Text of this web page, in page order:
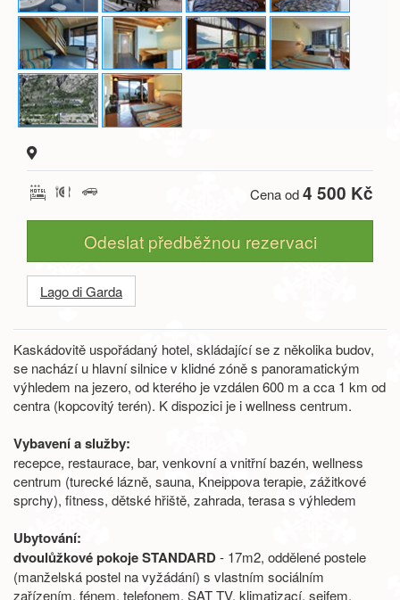
Cena od4 500 Kč
Odeslat předběžnou rezervaci
Lago di Garda
Kaskádovitě uspořádaný hotel, skládající se z několika budov,
se nachází u hlavní silnice v klidné zóně s panoramatickým
výhledem na jezero, od kterého je vzdálen 600 m a cca 1 km od
centra (kopcovitý terén). K dispozici je i wellness centrum.
Vybavení a služby:
recepce, restaurace, bar, venkovní a vnitřní bazén, wellness
centrum (turecké lázně, sauna, Kneippova terapie, zážitkové
sprchy), fitness, dětské hřiště, zahrada, terasa s výhledem
Ubytování:
dvoulůžkové pokoje STANDARD- 17m2, oddělené postele
(manželská postel na vyžádání) s vlastním sociálním
zařízením, fénem, telefonem, SAT TV, klimatizací, sejfem,